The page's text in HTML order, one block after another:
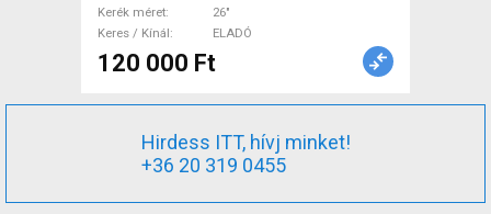
Kerék méret
26"
Keres / Kínál
ELADÓ
120 000 Ft
Hirdess ITT, hívj minket!
+36 20 319 0455